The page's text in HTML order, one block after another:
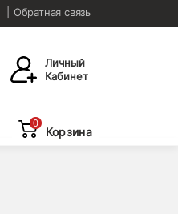
Обратная связь
Личный
Кабинет
0
Корзина